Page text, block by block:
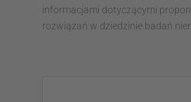
informacjami dotyczącymi
rozwiązań w dziedzinie badań